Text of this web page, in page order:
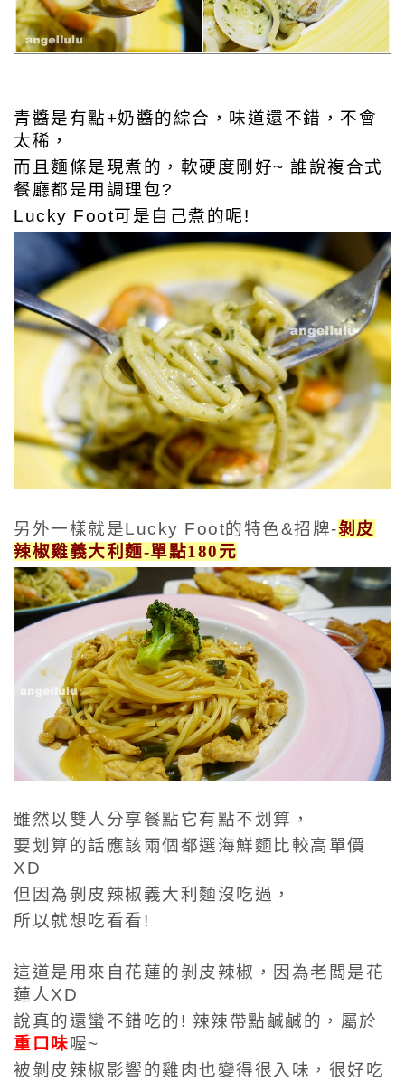
青醬是有點+奶醬的綜合，味道還不錯，不會
太稀，
而且麵條是現煮的，軟硬度剛好~ 誰說複合式
餐廳都是用調理包?
Lucky Foot可是自己煮的呢!
另外一樣就是Lucky Foot的特色&招牌-剝皮
辣椒雞義大利麵-單點180元
雖然以雙人分享餐點它有點不划算，
要划算的話應該兩個都選海鮮麵比較高單價
XD
但因為剝皮辣椒義大利麵沒吃過，
所以就想吃看看!
這道是用來自花蓮的剝皮辣椒，因為老闆是花
蓮人XD
說真的還蠻不錯吃的! 辣辣帶點鹹鹹的，屬於
重口味喔~
被剝皮辣椒影響的雞肉也變得很入味，很好吃